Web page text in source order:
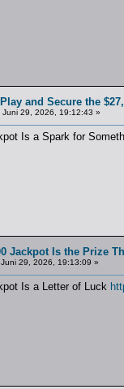
and Secure the
Juni 29, 2026, 19:12:43 »
Is a Spark for
Jackpot Is the Prize
Juni 29, 2026, 19:13:09 »
Is a Letter of Luck